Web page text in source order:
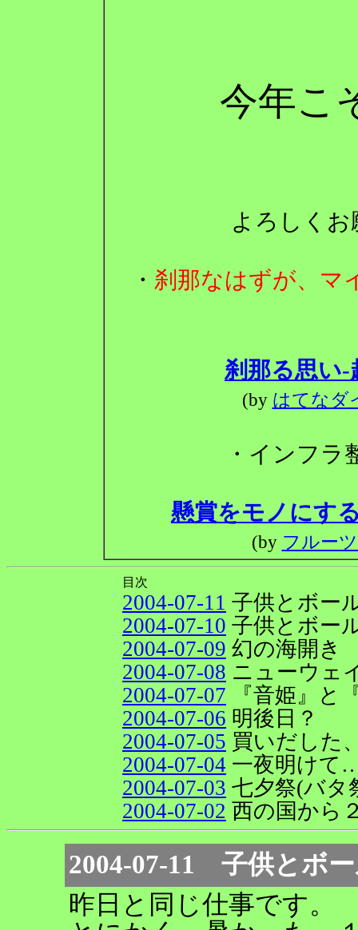
今年こ
よろしくお
・ 刹那なはずが、マ
刹那る思い-
(by はてなダ
・インフ
懸賞をモノにす
(by フルー
目次
2004-07-11 子供とボー
2004-07-10 子供とボー
2004-07-09 幻の海開き
2004-07-08 ニューウェ
2004-07-07 『音姫』と
2004-07-06 明後日？
2004-07-05 買いだした
2004-07-04 一夜明けて
2004-07-03 七夕祭(バタ
2004-07-02 西の国か
2004-07-11 子供とボ
昨日と同じ仕事です。